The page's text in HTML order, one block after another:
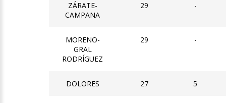
ZÁRATE-
CAMPANA
29 -
MORENO-
GRAL
RODRÍGUEZ
29 -
DOLORES 27 5